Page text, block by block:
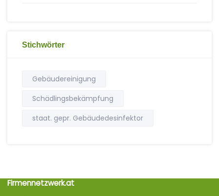
Stichwörter
Gebäudereinigung
Schädlingsbekämpfung
staat. gepr. Gebäudedesinfektor
Firmennetzwerk.at